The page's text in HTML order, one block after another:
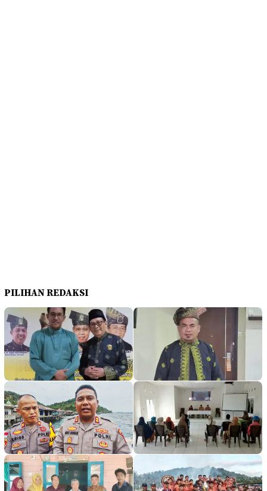
PILIHAN REDAKSI